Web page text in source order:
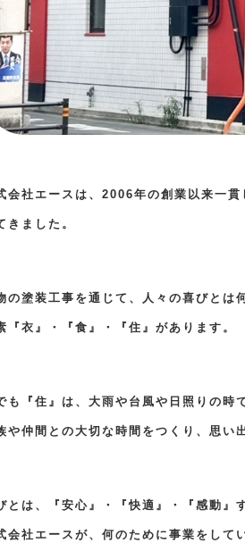
会社エースは、2006年の創業以来一
きました。
の塗装工事を通じて、人々の喜びとは
『衣』・『食』・『住』があります。
も『住』は、大雨や台風や日照りの時
や仲間との大切な時間をつくり、思い
とは、『安心』・『快適』・『感動』
会社エースが、何のために事業をして